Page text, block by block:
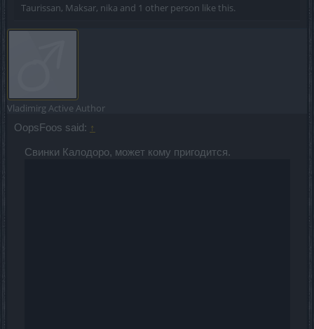
Taurissan, Maksar, nika and 1 other person like this.
Vladimirg Active Author
OopsFoos said: ↑
Свинки Калодоро, может кому пригодится.